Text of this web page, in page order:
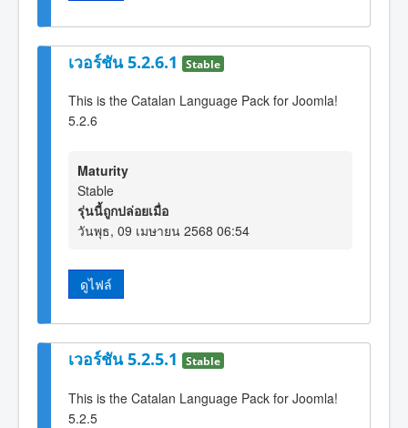
เวอร์ชัน 5.2.6.1 Stable
This is the Catalan Language Pack for Joomla!
5.2.6
Maturity
Stable
รุ่นนี้ถูกปล่อยเมื่อ
วันพุธ, 09 เมษายน 2568 06:54
ดูไฟล์
เวอร์ชัน 5.2.5.1 Stable
This is the Catalan Language Pack for Joomla!
5.2.5